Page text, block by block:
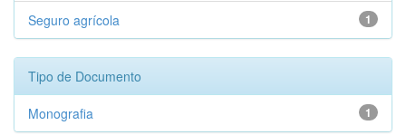
1
Seguro agrícola
Tipo de Documento
1
Monografia